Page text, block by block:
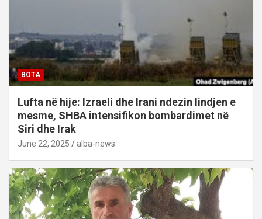
BOTA
Lufta në hije: Izraeli dhe Irani ndezin lindjen e
mesme, SHBA intensifikon bombardimet në
Siri dhe Irak
June 22, 2025 alba-news